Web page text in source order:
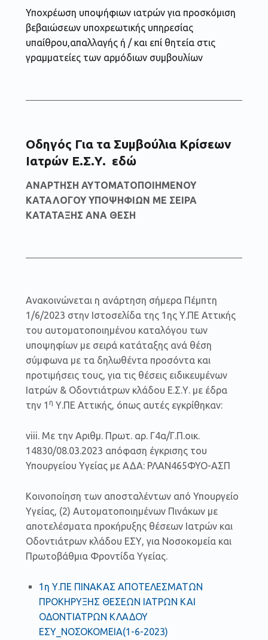
Υποχρέωση υποψήφιων ιατρών για προσκόμιση
βεβαιώσεων υποχρεωτικής υπηρεσίας
υπαίθρου,απαλλαγής ή / και επί θητεία στις
γραμματείες των αρμόδιων συμβουλίων
Οδηγός Για τα Συμβούλια Κρίσεων
Ιατρών Ε.Σ.Υ. εδώ
ΑΝΑΡΤΗΣΗ ΑΥΤΟΜΑΤΟΠΟΙΗΜΕΝΟΥ
ΚΑΤΑΛΟΓΟΥ ΥΠΟΨΗΦΙΩΝ ΜΕ ΣΕΙΡΑ
ΚΑΤΑΤΑΞΗΣ ΑΝΑ ΘΕΣΗ
Ανακοινώνεται η ανάρτηση σήμερα Πέμπτη
1/6/2023 στην Ιστοσελίδα της 1ης Υ.ΠΕ Αττικής
του αυτοματοποιημένου καταλόγου των
υποψηφίων με σειρά κατάταξης ανά θέση
σύμφωνα με τα δηλωθέντα προσόντα και
προτιμήσεις τους, για τις θέσεις ειδικευμένων
Ιατρών & Οδοντιάτρων κλάδου Ε.Σ.Υ. με έδρα
την 1 η Υ.ΠΕ Αττικής, όπως αυτές εγκρίθηκαν:
viii. Με την Αριθμ. Πρωτ. αρ. Γ4α/Γ.Π.οικ.
14830/08.03.2023 απόφαση έγκρισης του
Υπουργείου Υγείας με ΑΔΑ: ΡΛΑΝ465ΦΥΟ-ΑΣΠ
Κοινοποίηση των αποσταλέντων από Υπουργείο
Υγείας, (2) Αυτοματοποιημένων Πινάκων με
αποτελέσματα προκήρυξης θέσεων Ιατρών και
Οδοντιάτρων κλάδου ΕΣΥ, για Νοσοκομεία και
Πρωτοβάθμια Φροντίδα Υγείας.
1η Υ.ΠΕ ΠΙΝΑΚΑΣ ΑΠΟΤΕΛΕΣΜΑΤΩΝ
ΠΡΟΚΗΡΥΞΗΣ ΘΕΣΕΩΝ ΙΑΤΡΩΝ ΚΑΙ
ΟΔΟΝΤΙΑΤΡΩΝ ΚΛΑΔΟΥ
ΕΣΥ_ΝΟΣΟΚΟΜΕΙΑ(1-6-2023)